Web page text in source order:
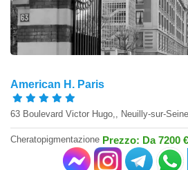
American H. Paris
63 Boulevard Victor Hugo,, Neuilly-sur-
Cheratopigmentazione Prezzo: Da 7200 €